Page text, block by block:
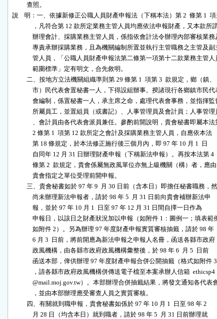
          查照。
說    明：一、依據新修正公職人員財產申報法（下稱本法）第 2  條第 1
，凡符合第 12 款所定業務主管人員均應依法申報財產，又本款所
辦理會計、採購業務主管人員，係指依會計法令辦理內部審核業務
專責承辦採購業務，且為機關編制所置並執行主管職務之主管及副
管人員，「公職人員財產申報法第二條第一項第十二款業務主管人
              範圍標準」定有明文，合先敘明。
          二、按地方立法機關組織準則第 29 條第 1  項第 3  款規定，鄉（鎮、
市）民代表會置秘書一人，下得設組辦事。揆諸現行各鄉鎮市民代
會編制，係置秘書一人，承主席之命，處理代表會事務，並指揮監
所屬員工，並置組員（或書記）、人事管理員及會計員；人事管理
、會計員由各代表會派員兼任。參酌前開說明，貴會秘書即屬本法
              2 條第 1  項第 12 款所定之會計及採購業務主管人員，自應依本法
              第 18 條規定，於本法修正施行後三個月內，即 97 年 10 月 1  日
              自同年 12 月 31 日辦理財產申報（下稱新法申報）。再按本法第 4
              條第 2  款規定，貴會係屬無政風單位亦無上級機關（構）者，應由
              貴會指定之單位受理前開申報。
          三、貴會秘書如於 97 年 9  月 30 日前（含本日）即擔任秘書職務，然
              尚未辦理新法申報者，請於 98 年 5  月 31 日前向貴會補辦新法申
              報，並於 97 年 10 月 1  日至 97 年 12 月 31 日間自擇一日作為
申報日，以該日之財產狀況加以申報（如附件 1：圖例一；填表範
              如附件 2）。另為辦理 97 年度財產申報實質審核抽籤，請於 98 年
              6 月 3  日前，將前開應為新法申報之申報人名冊，函送各縣市政府
              政風機構，由各縣市政府政風機構彙整後，於 98 年 6  月 5  日前
              函送本部，俾供辦理 97 年度財產申報合併公開抽籤（格式如附件 3
              ，請各縣市政府政風機構併傳送電子檔至本案承辦人信箱  ethicsp4
@mail.moj.gov.tw）。本部辦理合併抽籤結果，將發文通知各代表
              ，並由本部辦理應受審查人員之實質審核。
          四、有關就到職申報，貴會秘書如係於 97 年 10 月 1  日至 98 年 2
              月 28 日（均含本日）就到職者，請於 98 年 5  月 31 日前辦理就